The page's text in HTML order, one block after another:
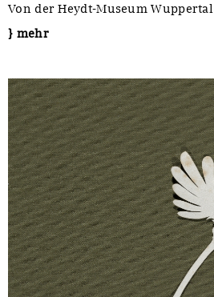
Von der Heydt-Museum Wuppertal
} mehr